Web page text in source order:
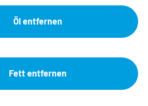
Öl entfernen
Fett entfernen